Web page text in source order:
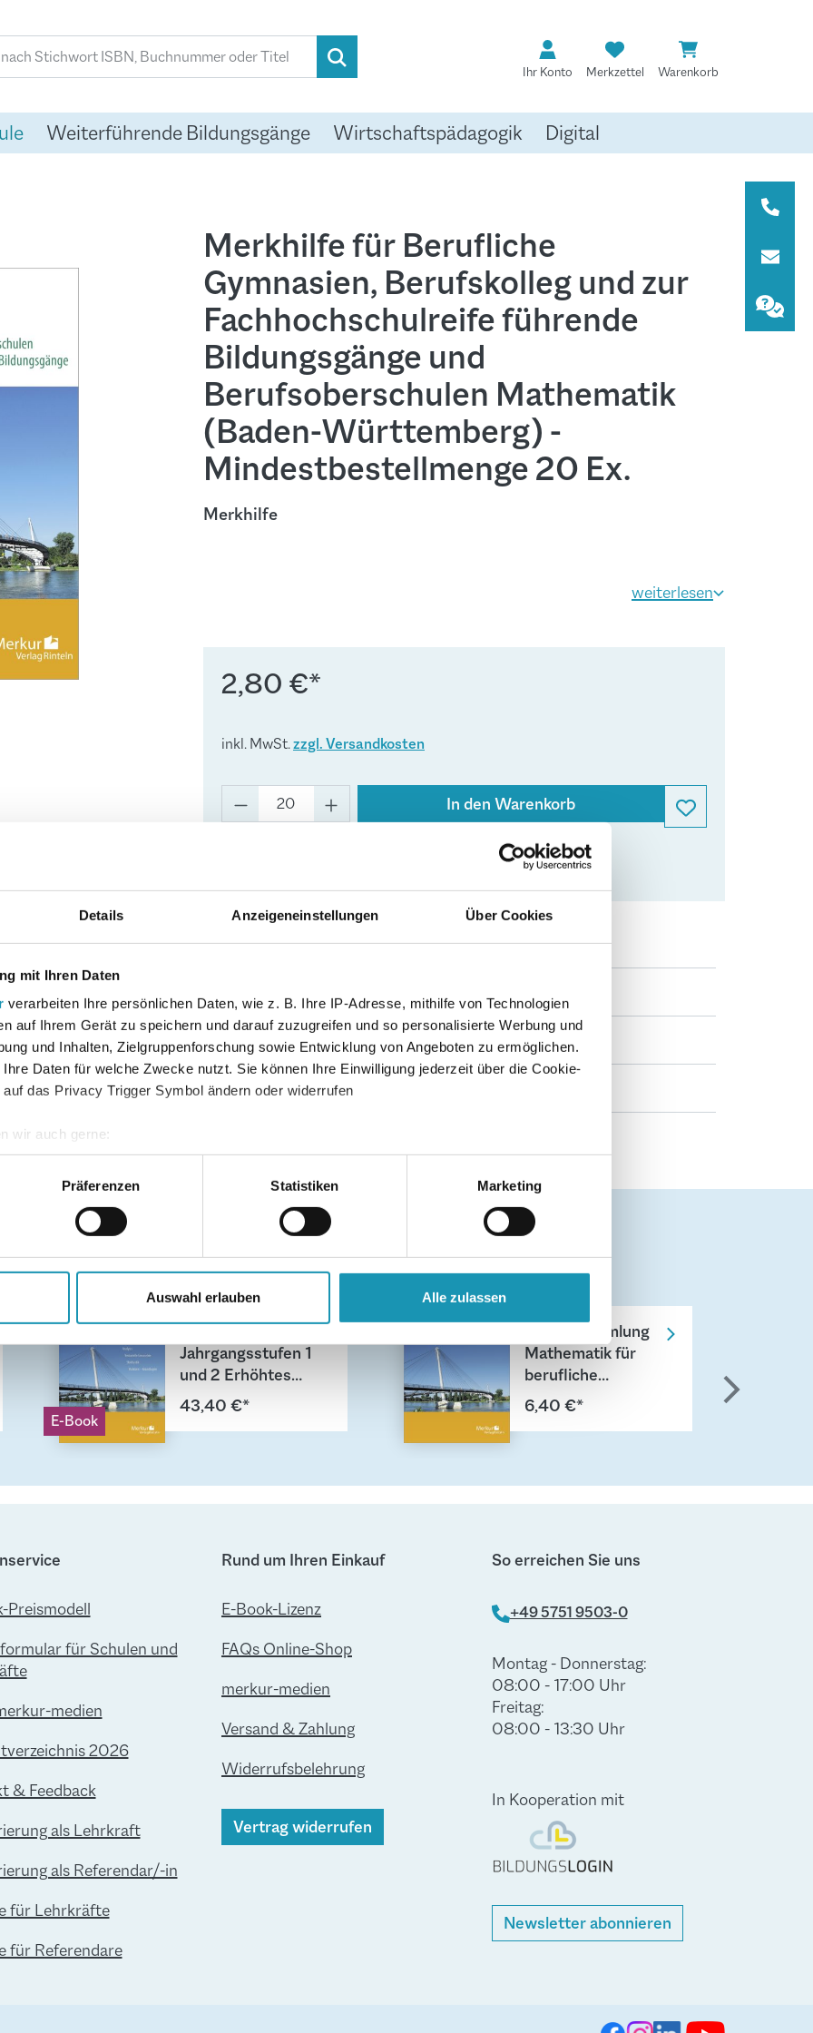
Details Anzeigeneinstellungen Über Cookies
mit Ihren Daten
verarbeiten Ihre persönlichen Daten, wie z. B. Ihre IP-Adresse, mithilfe von Technologien
auf Ihrem Gerät zu speichern und darauf zuzugreifen und so personalisierte Werbung und
und Inhalten, Zielgruppenforschung sowie Entwicklung von Angeboten zu ermöglichen.
Daten für welche Zwecke nutzt. Sie können Ihre Einwilligung jederzeit über die Cookie-
das Privacy Trigger Symbol ändern oder widerrufen
wir auch gerne:
geografische Lage erfassen, welche bis auf einige Meter genau sein können
Scannen nach bestimmten Merkmalen (Fingerprinting) identifizieren
Ihre persönlichen Daten verarbeitet werden, und legen Sie Ihre Präferenzen imAbschnitt
und Anzeigen zu personalisieren, Funktionen für soziale Medien anbieten zu können
zu analysieren. Außerdem geben wir Informationen zu Ihrer Verwendung unserer
Präferenzen Statistiken Marketing
Auswahl erlauben Alle zulassen
Merkzettel
Ihr Konto Warenkorb
Weiterführende Bildungsgänge Wirtschaftspädagogik Digital
Merkhilfe für Berufliche
Gymnasien, Berufskolleg und zur
Fachhochschulreife führende
Bildungsgänge und
Berufsoberschulen Mathematik
(Baden-Württemberg) -
Mindestbestellmenge 20 Ex.
Merkhilfe
weiterlesen
2,80 €*
inkl. MwSt.zzgl. Versandkosten
In den Warenkorb
Erscheinungsjahr 2022
Auflage 6
Bundesland
E-Book
Mathematik -
Jahrgangsstufen 1
und 2 Erhöhtes
und
grundlegendes
43,40 €*
Formelsammlung
Mathematik für
berufliche
Gymnasien,
Berufsoberschulen
e führende
6,40 €*
So erreichen Sie uns
+49 5751 9503-0
Montag - Donnerstag:
08:00 - 17:00 Uhr
Freitag:
08:00 - 13:30 Uhr
In Kooperation mit
Newsletter abonnieren
Preismodell
für Schulen und
medien
2026
& Feedback
als Lehrkraft
als Referendar/-in
für Lehrkräfte
für Referendare
Rund um Ihren Einkauf
E-Book-Lizenz
FAQs Online-Shop
merkur-medien
Versand & Zahlung
Widerrufsbelehrung
Vertrag widerrufen